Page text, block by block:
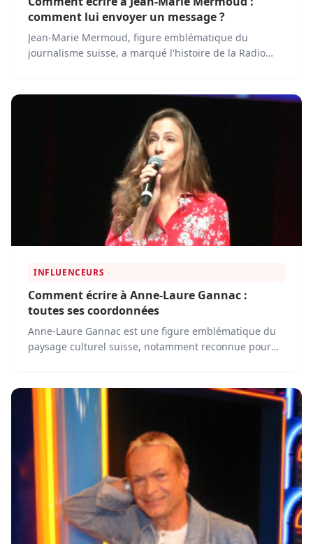
comment lui envoyer un message ?
Jean-Marie Mermoud, figure emblématique du
journalisme suisse, a marqué l'histoire de la Radio
qualité.
INFLUENCEURS
Comment écrire à Anne-Laure Gannac :
toutes ses coordonnées
Anne-Laure Gannac est une figure emblématique du
paysage culturel suisse, notamment reconnue pour